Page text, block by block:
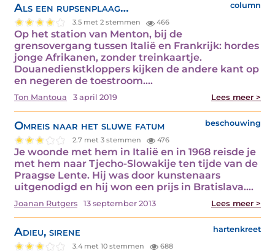
Als een rupsenplaag… column
3.5 met 2 stemmen 466
Op het station van Menton, bij de
grensovergang tussen Italië en Frankrijk: hordes
jonge Afrikanen, zonder treinkaartje.
Douanedienstkloppers kijken de andere kant op
en negeren de toestroom.…
Ton Mantoua 3 april 2019 Lees meer >
Omreis naar het sluwe fatum beschouwing
2.7 met 3 stemmen 476
Je woonde met hem in Italië en in 1968 reisde je
met hem naar Tjecho-Slowakije ten tijde van de
Praagse Lente. Hij was door kunstenaars
uitgenodigd en hij won een prijs in Bratislava.…
Joanan Rutgers 13 september 2013 Lees meer >
Adieu, sirene hartenkreet
3.4 met 10 stemmen 688